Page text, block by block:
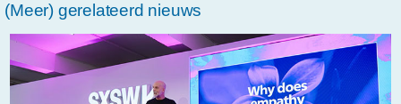
introduceert-
innovatieve-
(Meer) gerelateerd nieuws